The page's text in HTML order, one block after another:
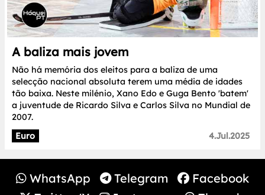
A baliza mais jovem
Não há memória dos eleitos para a baliza de uma
selecção nacional absoluta terem uma média de idades
tão baixa. Neste milénio, Xano Edo e Guga Bento 'batem'
a juventude de Ricardo Silva e Carlos Silva no Mundial de
2007.
Euro
4.Jul.2025
WhatsApp Telegram
Facebook